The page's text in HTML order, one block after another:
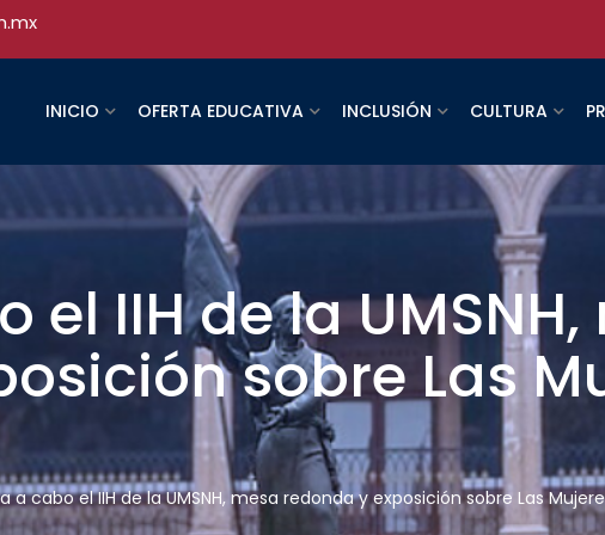
INICIO OFERTA EDUCATIVA INCLUSIÓN CULTURA
el IIH de la
sobre Las
a cabo el IIH de la UMSNH, mesa redonda y exposición sobre Las